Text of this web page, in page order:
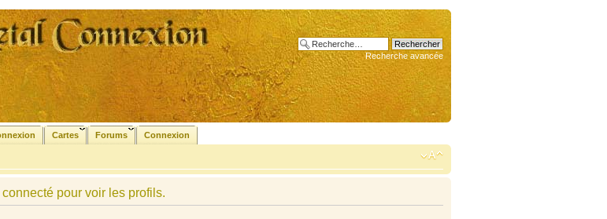
Recherche avancée
Cartes Forums Connexion
pour voir les profils.